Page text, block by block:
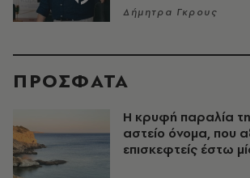
Δήμητρα Γκρους
ΠΡΟΣΦΑΤΑ
Η κρυφή παραλία
αστείο όνομα, που
επισκεφτείς έστω